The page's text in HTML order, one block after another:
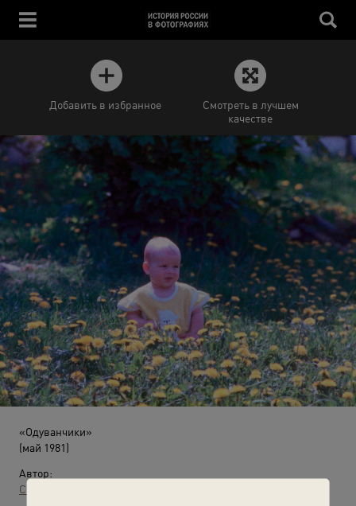
Добавить в избранное
Смотреть в лучшем
качестве
«Одуванчики»
(май 1981)
Автор:
Сергей Сухарев